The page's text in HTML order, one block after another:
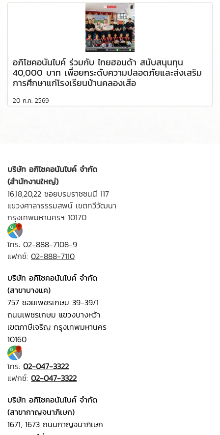
อภิโชคอนันไบค์ ร่วมกับ ไทยฮอนด้า สนับสนุนทุน
40,000 บาท เพื่อยกระดับความปลอดภัยและส่งเสริม
การศึกษาแก่โรงเรียนบ้านคลองเสือ
20 ก.ค. 2569
บริษัท อภิโชคอนันไบค์ จำกัด
(สำนักงานใหญ่)
16,18,20,22 ซอยบรมราชชนนี 117
แขวงศาลาธรรมสพน์ เขตทวีวัฒนา
กรุงเทพมหานครฯ 10170
โทร: 02-888-7108-9
แฟกซ์: 02-888-7110
บริษัท อภิโชคอนันไบค์ จำกัด
(สาขาบางแค)
757 ซอยเพชรเกษม 39-39/1
ถนนเพชรเกษม แขวงบางหว้า
เขตภาษีเจริญ กรุงเทพมหานคร
10160
โทร: 02-047-3322
แฟกซ์: 02-047-3322
บริษัท อภิโชคอนันไบค์ จำกัด
(สาขากาญจนาภิเษก)
1671, 1673 ถนนกาญจนาภิเษก